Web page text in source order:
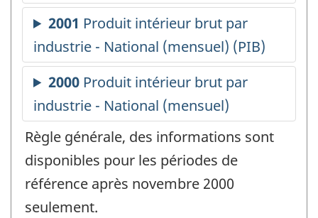
Règle générale, des informations sont
disponibles pour les périodes de
référence après novembre 2000
seulement.